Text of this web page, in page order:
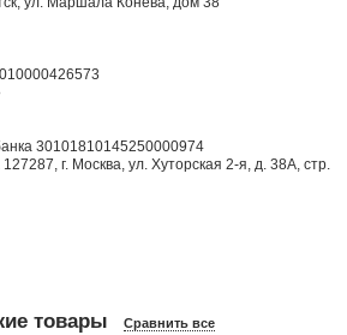
30101810145250000974
г. Москва, ул. Хуторская 2-я, д. 38А, стр.
товары Сравнить все